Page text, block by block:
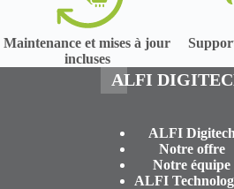
Maintenance et mises à jour
incluses
ALFI
ALFI Digitech
Notre offre
Notre équipe
ALFI